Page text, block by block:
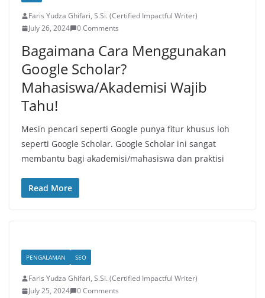
Faris Yudza Ghifari, S.Si. (Certified Impactful Writer)
July 26, 2024
0 Comments
Bagaimana Cara Menggunakan
Google Scholar?
Mahasiswa/Akademisi Wajib
Tahu!
Mesin pencari seperti Google punya fitur khusus loh
seperti Google Scholar. Google Scholar ini sangat
membantu bagi akademisi/mahasiswa dan praktisi
Read More
PENGALAMAN SEO
Faris Yudza Ghifari, S.Si. (Certified Impactful Writer)
July 25, 2024
0 Comments